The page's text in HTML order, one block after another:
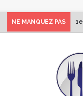
NE MANQUEZ PAS